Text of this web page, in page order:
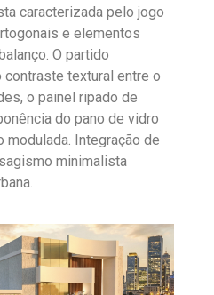
caracterizada pelo jogo
e elementos
O partido
textural entre o
o painel ripado de
do pano de vidro
Integração de
minimalista